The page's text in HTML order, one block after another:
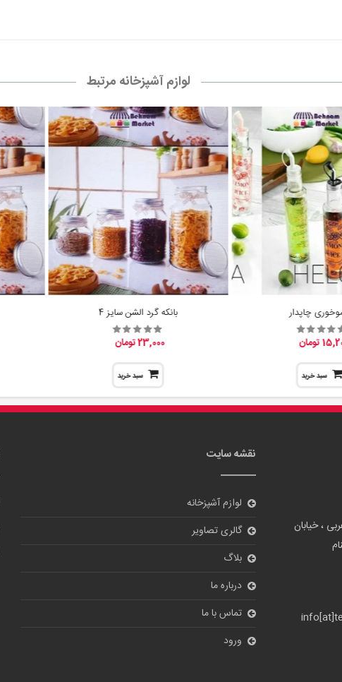
لوازم آشپزخانه مرتبط
چاپدار
تومان
سبد خرید
بانکه گرد الشن سایز 4
23,000 تومان
سبد خرید
، خیابان
نقشه سایت
لوازم آشپزخانه
گالری تصاویر
بلاگ
درباره ما
تماس با ما
ورود